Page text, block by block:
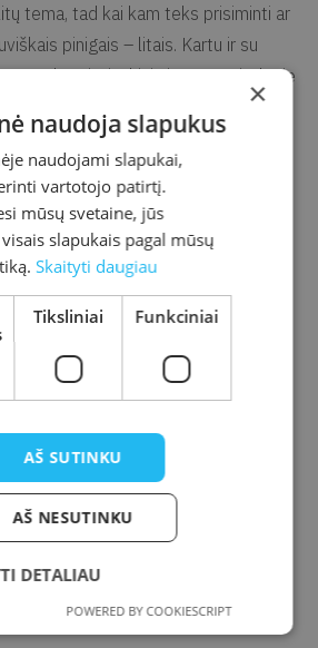
tema, tad kai kam teks prisiminti ar
pinigais – litais. Kartu ir su
įvykiais ir pastatais, kurie
reverse.
žmonių grupes iki 7 asmenų.
amžius – nuo 14 metų.
kambario trunka nuo 45 min. iki 1,5
registracija el. p.
arba tel. (+370 445) 72
770“ veikia darbo dienomis
kambaryje mokamas.
×
naudoja slapukus
naudojami slapukai,
vartotojo patirtį.
mūsų svetaine, jūs
slapukais pagal mūsų
Skaityti daugiau
Tiksliniai Funkciniai
AŠ SUTINKU
AŠ NESUTINKU
DETALIAU
POWERED BY COOKIESCRIPT